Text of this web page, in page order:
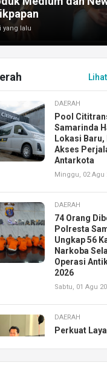
yang lalu
DAERAH
Pool
Samarinda
Lokasi
Akses
Antarkota
Minggu, 02 Agu
DAERAH
74 Orang
Polresta
Ungkap 56
Narkoba
Operasi
2026
Sabtu, 01 Agu
DAERAH
Perkuat
Resmikan